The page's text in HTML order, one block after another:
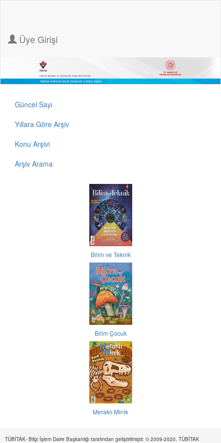
Üye Girişi
Güncel Sayı
Yıllara Göre Arşiv
Konu Arşivi
Arşiv Arama
Bilim ve Teknik
Bilim Çocuk
Meraklı Minik
TÜBİTAK- Bilgi İşlem Daire Başkanlığı tarafından geliştirilmiştir. © 2009-2020, TÜBİTAK